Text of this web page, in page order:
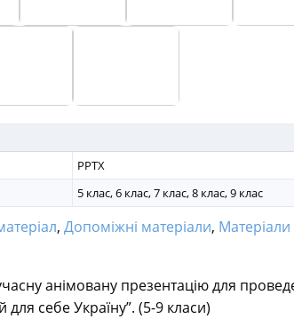
PPTX
5 клас, 6 клас, 7 клас, 8 клас, 9 клас
, Допоміжні матеріали, Матеріали для
анімовану презентацію для
себе Україну”. (5-9 класи)